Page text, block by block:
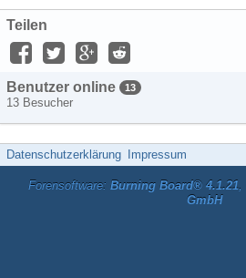
Teilen
Benutzer online 13
13 Besucher
Datenschutzerklärung Impressum
Forensoftware: Burning Board® 4.1.21,
GmbH